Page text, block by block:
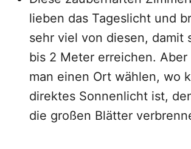
lieben das Tageslicht und
sehr viel von diesen, damit
bis 2 Meter erreichen.
man einen Ort wählen, wo
direktes Sonnenlicht ist,
die großen Blätter